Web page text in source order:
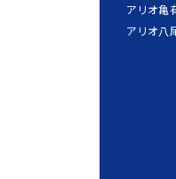
アリオ亀
アリオ八